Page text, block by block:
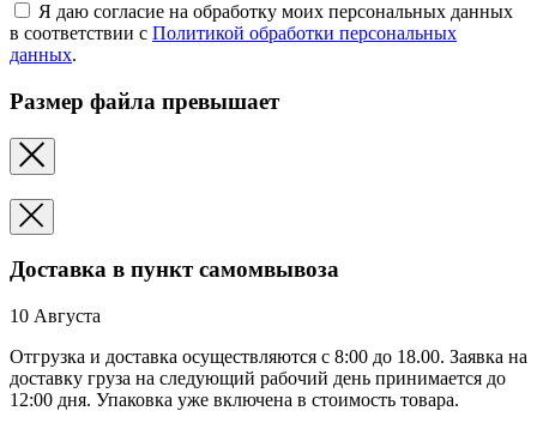
Я даю согласие на обработку моих персональных данных
в соответствии с Политикой обработки персональных
данных.
Размер файла превышает
Доставка в пункт самомвывоза
10 Августа
Отгрузка и доставка осуществляются с 8:00 до 18.00. Заявка на
доставку груза на следующий рабочий день принимается до
12:00 дня. Упаковка уже включена в стоимость товара.